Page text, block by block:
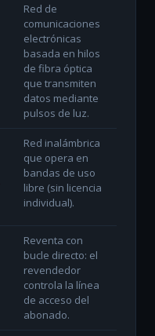
Red de
comunicaciones
electrónicas
basada en hilos
de fibra óptica
que transmiten
datos mediante
pulsos de luz.
Red inalámbrica
que opera en
bandas de uso
libre (sin licencia
individual).
Reventa con
bucle directo: el
revendedor
controla la línea
de acceso del
abonado.